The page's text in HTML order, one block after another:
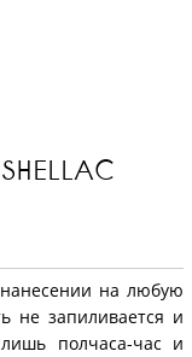
на любую
не запиливается и
полчаса-час и